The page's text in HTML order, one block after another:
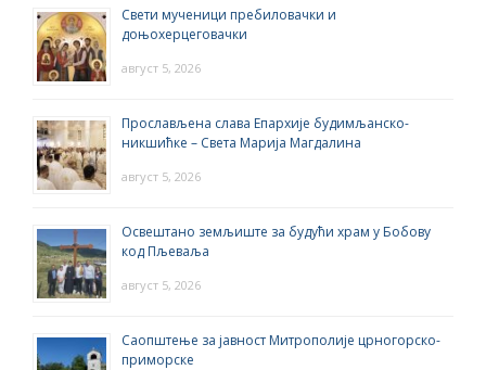
Свети мученици пребиловачки и
доњохерцеговачки
август 5, 2026
Прослављена слава Епархије будимљанско-
никшићке – Света Марија Магдалина
август 5, 2026
Освештано земљиште за будући храм у Бобову
код Пљеваља
август 5, 2026
Саопштење за јавност Митрополије црногорско-
приморске